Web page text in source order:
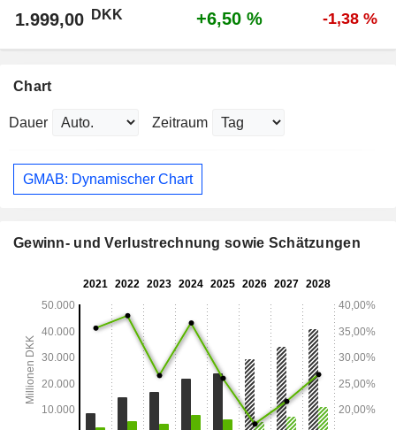
1.999,00 DKK +6,50 % -1,38 %
Chart
Dauer Zeitraum
GMAB: Dynamischer Chart
Gewinn- und Verlustrechnung sowie Schätzungen